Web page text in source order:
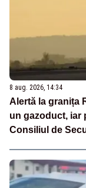
8 aug. 2026, 14:34
Alertă la granița
un gazoduct, iar
Consiliul de